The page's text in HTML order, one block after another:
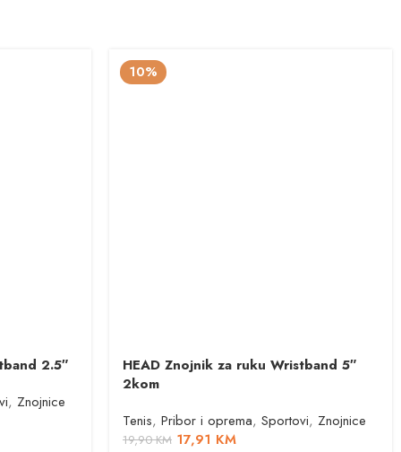
2.5″
, Znojnice
10%
HEAD Znojnik za ruku Wristband 5″
2kom
Tenis, Pribor i oprema, Sportovi, Znojnice
19,90KM 17,91 KM